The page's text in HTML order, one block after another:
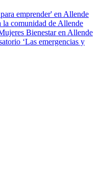
emprender' en Allende
la comunidad de Allende
Bienestar en Allende
‘Las emergencias y